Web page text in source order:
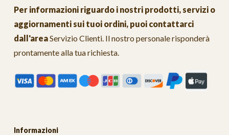
Per informazioni riguardo i nostri prodotti, servizi o
aggiornamenti sui tuoi ordini, puoi contattarci
dall'areaServizio Clienti. Il nostro personale risponderà
prontamente alla tua richiesta.
Informazioni